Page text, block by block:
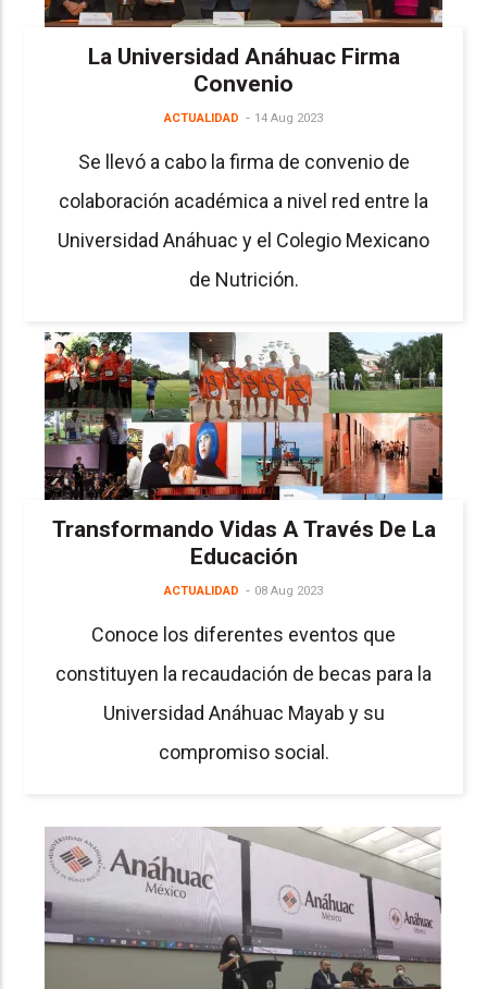
La Universidad Anáhuac Firma
Convenio
ACTUALIDAD 14 Aug 2023
Se llevó a cabo la firma de convenio de
colaboración académica a nivel red entre la
Universidad Anáhuac y el Colegio Mexicano
de Nutrición.
Transformando Vidas A Través De La
Educación
ACTUALIDAD 08 Aug 2023
Conoce los diferentes eventos que
constituyen la recaudación de becas para la
Universidad Anáhuac Mayab y su
compromiso social.